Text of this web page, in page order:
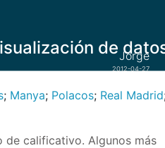
de
los
Jorge
2012-04-27
; Manya; Polacos; Real Madrid
de calificativo. Algunos más